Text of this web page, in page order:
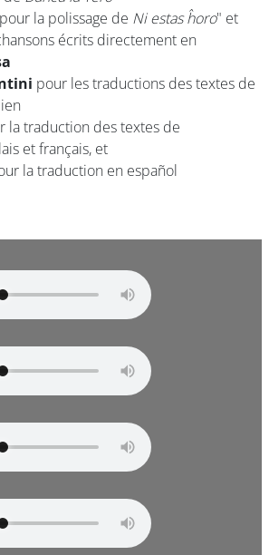
pour la polissage de Ni estas ĥoro" et
écrits directement en
pour les traductions des textes de
la traduction des textes de
et français, et
la traduction en español